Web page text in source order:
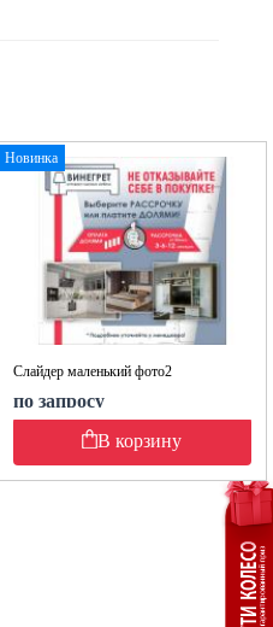
Новинка
Слайдер маленький фото2
по запросу
В корзину